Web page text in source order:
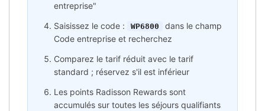
entreprise"
Saisissez le code :
WP6800
dans le champ
Code entreprise et recherchez
Comparez le tarif réduit avec le tarif
standard ; réservez s'il est inférieur
Les points Radisson Rewards sont
accumulés sur toutes les séjours qualifiants